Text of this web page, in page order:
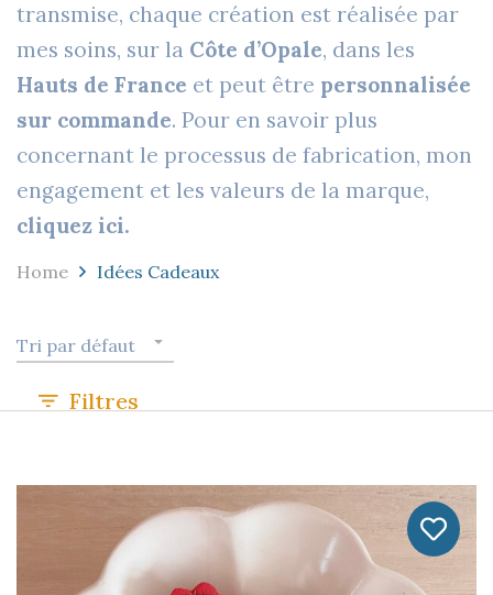
transmise, chaque création est réalisée par
mes soins, sur la Côte d’Opale, dans les
Hauts de France et peut être personnalisée
sur commande. Pour en savoir plus
concernant le processus de fabrication, mon
engagement et les valeurs de la marque,
cliquez ici.
Home Idées Cadeaux
Tri par défaut
Filtres